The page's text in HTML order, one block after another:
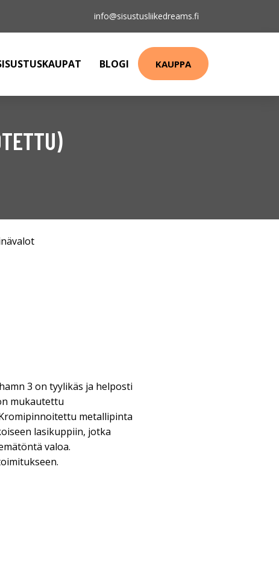
info@sisustusliikedreams.fi
BLOGI KAUPPA
3 on tyylikäs ja helposti
mukautettu
metallipinta
lasikuppiin, jotka
valoa.